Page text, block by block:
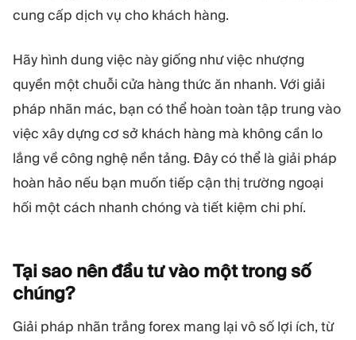
cung cấp dịch vụ cho khách hàng.
Hãy hình dung việc này giống như việc nhượng
quyền một chuỗi cửa hàng thức ăn nhanh. Với giải
pháp nhãn mác, bạn có thể hoàn toàn tập trung vào
việc xây dựng cơ sở khách hàng mà không cần lo
lắng về công nghệ nền tảng. Đây có thể là giải pháp
hoàn hảo nếu bạn muốn tiếp cận thị trường ngoại
hối một cách nhanh chóng và tiết kiệm chi phí.
Tại sao nên đầu tư vào một trong số
chúng?
Giải pháp nhãn trắng forex mang lại vô số lợi ích, từ